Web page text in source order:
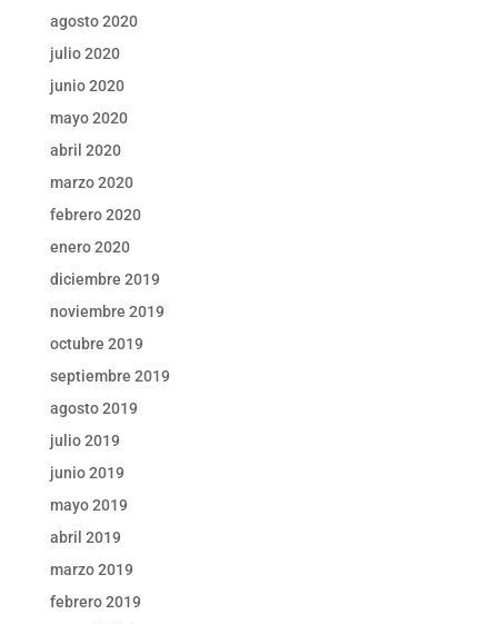
agosto 2020
julio 2020
junio 2020
mayo 2020
abril 2020
marzo 2020
febrero 2020
enero 2020
diciembre 2019
noviembre 2019
octubre 2019
septiembre 2019
agosto 2019
julio 2019
junio 2019
mayo 2019
abril 2019
marzo 2019
febrero 2019